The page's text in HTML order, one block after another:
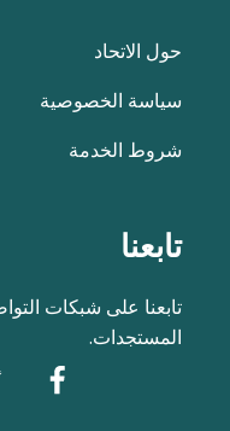
حول الاتحاد
سياسة الخصوصية
شروط الخدمة
تابعنا
تابعنا على شبكات
المستجدات.